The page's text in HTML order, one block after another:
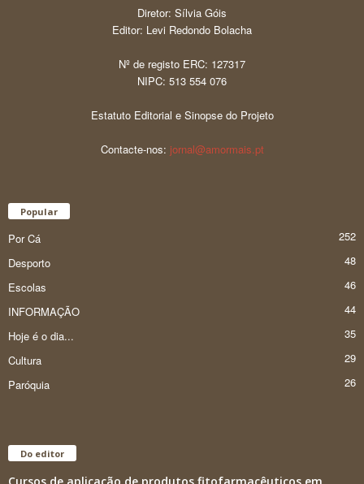
Diretor: Sílvia Góis
Editor: Levi Redondo Bolacha
Nº de registo ERC: 127317
NIPC: 513 554 076
Estatuto Editorial e Sinopse do Projeto
Contacte-nos: jornal@amormais.pt
Popular
Por Cá
252
Desporto
48
Escolas
46
INFORMAÇÃO
44
Hoje é o dia...
35
Cultura
29
Paróquia
26
Do editor